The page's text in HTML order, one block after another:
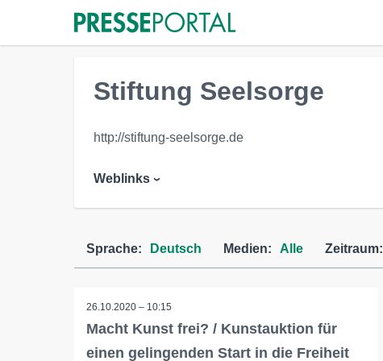
Stiftung Seelsorge
http://stiftung-seelsorge.de
Weblinks
Sprache: Deutsch Medien: Alle Zeitraum:
26.10.2020 – 10:15
Macht Kunst frei? / Kunstauktion für
einen gelingenden Start in die Freiheit